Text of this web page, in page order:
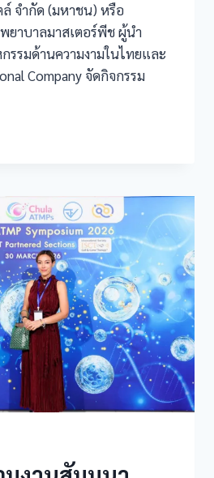
จำกัด (มหาชน) หรือ
พยาบาลมาสเตอร์พีช ผู้นำ
รมด้านความงามในไทยและ
Company จัดกิจกรรม